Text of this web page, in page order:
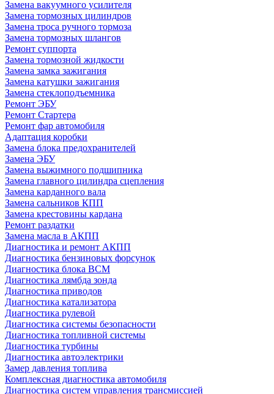
Замена вакуумного усилителя
Замена тормозных цилиндров
Замена троса ручного тормоза
Замена тормозных шлангов
Ремонт суппорта
Замена тормозной жидкости
Замена замка зажигания
Замена катушки зажигания
Замена стеклоподъемника
Ремонт ЭБУ
Ремонт Стартера
Ремонт фар автомобиля
Адаптация коробки
Замена блока предохранителей
Замена ЭБУ
Замена выжимного подшипника
Замена главного цилиндра сцепления
Замена карданного вала
Замена сальников КПП
Замена крестовины кардана
Ремонт раздатки
Замена масла в АКПП
Диагностика и ремонт АКПП
Диагностика бензиновых форсунок
Диагностика блока BCM
Диагностика лямбда зонда
Диагностика приводов
Диагностика катализатора
Диагностика рулевой
Диагностика системы безопасности
Диагностика топливной системы
Диагностика турбины
Диагностика автоэлектрики
Замер давления топлива
Комплексная диагностика автомобиля
Диагностика систем управления трансмиссией